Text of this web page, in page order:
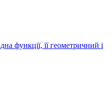
функції, її геометричний і